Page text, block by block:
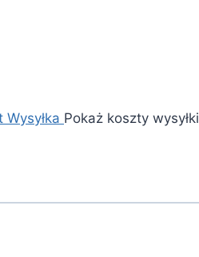
Wysyłka Pokaż koszty wysyłki